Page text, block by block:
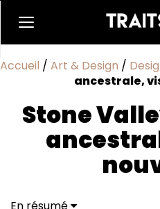
Accueil / Art & Design /
ancestrale,
Stone